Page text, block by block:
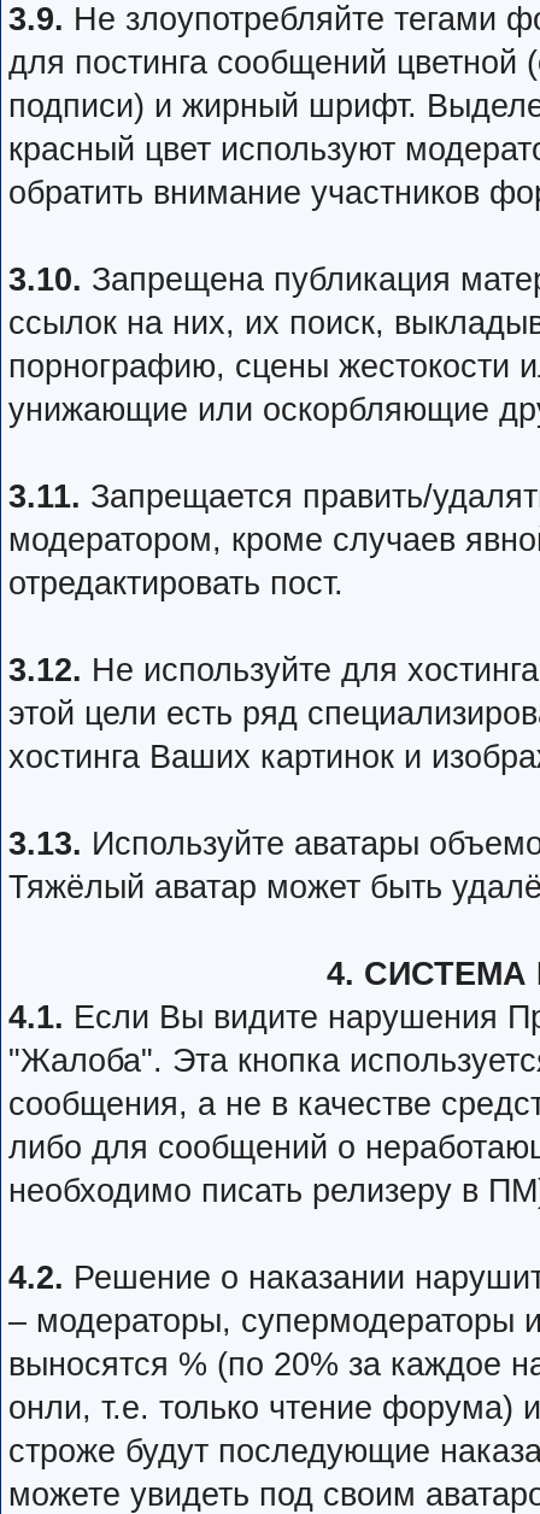
3.9. Не злоупотребляйте тегами
для постинга сообщений цветной
подписи) и жирный шрифт.
красный цвет используют
обратить внимание участников
3.10. Запрещена публикация
ссылок на них, их поиск,
порнографию, сцены жестокости
унижающие или оскорбляющие
3.11. Запрещается править/
модератором, кроме случаев
отредактировать пост.
3.12. Не используйте для
этой цели есть ряд
хостинга Ваших картинок и
3.13. Используйте аватары
Тяжёлый аватар может быть
4.
4.1. Если Вы видите нарушения
"Жалоба". Эта кнопка
cooбщeния, а не в качестве
либо для сообщений о
необходимо писать релизеру в
4.2. Решение о наказании
– модераторы, супермодераторы
выносятся % (по 20% за каждое
онли, т.е. только чтение
строже будут последующие
можете увидеть под своим